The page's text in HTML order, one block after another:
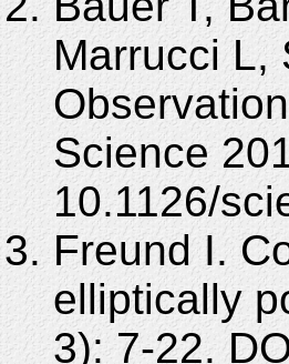
Marrucci L,
Science
10.1126/
Freund I.
elliptically
3): 7-22.